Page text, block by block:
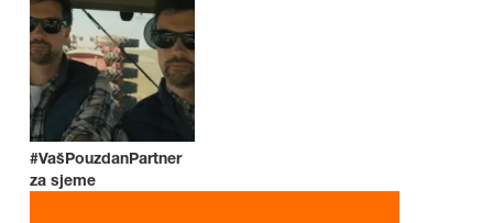
#VašPouzdanPartner
za sjeme